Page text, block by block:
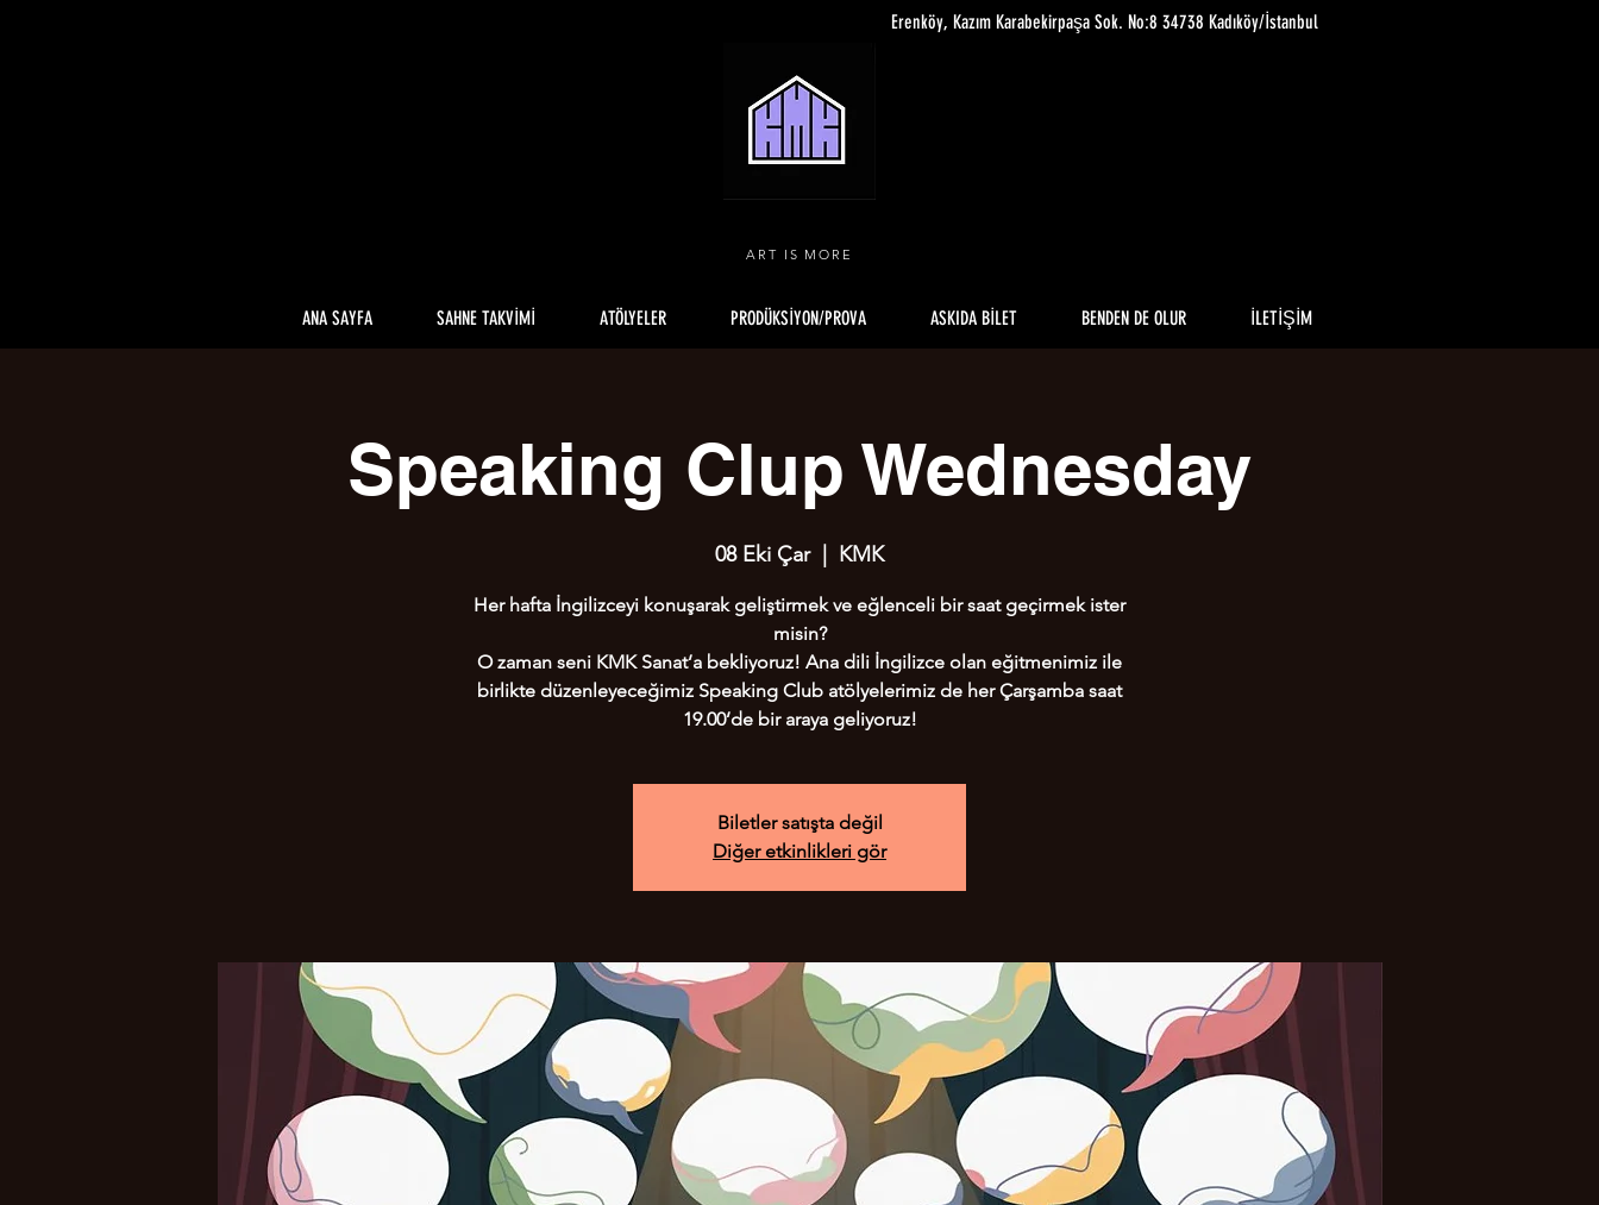
Erenköy, Kazım Karabekirpaşa Sok. No:8 34738 Kadıköy/İstanbul
ART IS MORE
ANA SAYFA SAHNE TAKVİMİ ATÖLYELER PRODÜKSİYON/PROVA ASKIDA BİLET BENDEN DE OLUR İLETİŞİM
Speaking Clup Wednesday
08 Eki Çar
  |
KMK
Her hafta İngilizceyi konuşarak geliştirmek ve eğlenceli bir saat geçirmek ister
misin?
O zaman seni KMK Sanat’a bekliyoruz! Ana dili İngilizce olan eğitmenimiz ile
birlikte düzenleyeceğimiz Speaking Club atölyelerimiz de her Çarşamba saat
Biletler satışta değil
Diğer etkinlikleri gör